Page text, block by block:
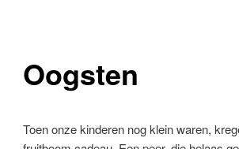
Oogsten
Toen onze kinderen nog klein waren,